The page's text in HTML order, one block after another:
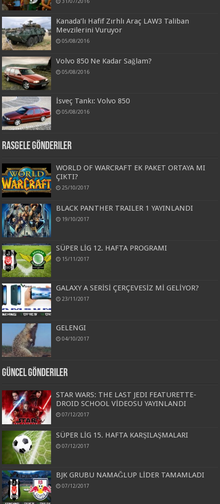
Kanada’lı Hafif Zırhlı Araç LAW3 Taliban
Mevzilerini Vuruyor
05/08/2016
Volvo 850 Ne Kadar Sağlam?
05/08/2016
İsveç Tankı: Volvo 850
05/08/2016
Rasgele Gönderiler
WORLD OF WARCRAFT EK PAKET ORTAYA MI
ÇIKTI?
25/10/2017
BLACK PANTHER TRAILER 1 YAYINLANDI
19/10/2017
SÜPER LİG 12. HAFTA PROGRAMI
15/11/2017
GALAXY A SERİSİ ÇERÇEVESİZ Mİ GELİYOR?
23/11/2017
GELENGI
04/10/2017
Güncel Gönderiler
STAR WARS: THE LAST JEDI FEATURETTE-
DROID SCHOOL VİDEOSU YAYINLANDI
07/12/2017
SÜPER LİG 15. HAFTA KARŞILAŞMALARI
07/12/2017
BJK GRUBU NAMAĞLUP LİDER TAMAMLADI
07/12/2017